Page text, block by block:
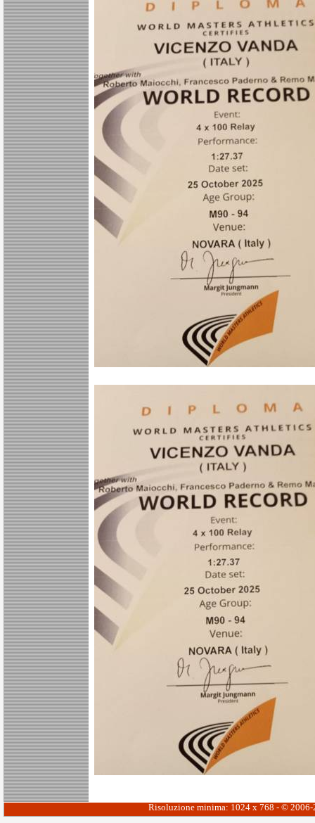
Risoluzione minima: 1024 x 768 - ©